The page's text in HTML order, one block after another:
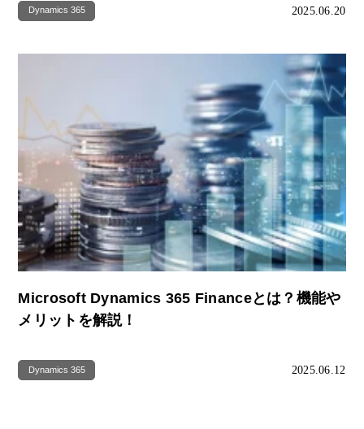
Dynamics 365 2025.06.20
Microsoft Dynamics 365 Financeとは？機能や
メリットを解説！
Dynamics 365 2025.06.12